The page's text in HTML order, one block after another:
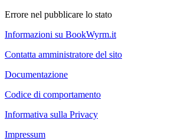
Errore nel pubblicare lo stato
Informazioni su BookWyrm.it
Contatta amministratore del sito
Documentazione
Codice di comportamento
Informativa sulla Privacy
Impressum